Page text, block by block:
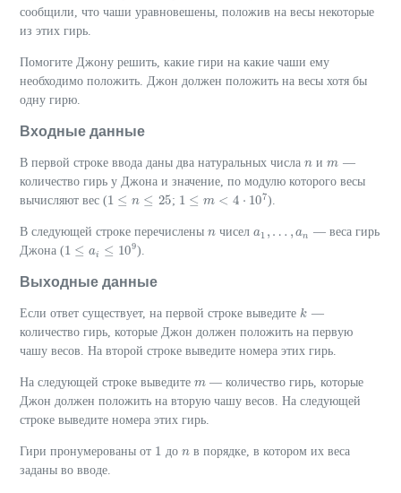
сообщили, что чаши уравновешены, положив на весы некоторые
из этих гирь.
Помогите Джону решить, какие гири на какие чаши ему
необходимо положить. Джон должен положить на весы хотя бы
одну гирю.
Входные данные
В первой строке ввода даны два натуральных числа n
n иm
m —
количество гирь у Джона и значение, по модулю которого весы
вычисляют вес (1 ≤ n ≤ 25
1 ≤n ≤25 ; 1 ≤ m < 4 ⋅ 107
1≤m <4 10 7 ).
В следующей строке перечислены n
n чиселa1 , … , an
a1 ,… ,a n
— веса гирь
Джона (1 ≤ ai ≤ 109
1 ≤a ≤109 ).
Выходные данные
Если ответ существует, на первой строке выведите k
k —
количество гирь, которые Джон должен положить на первую
чашу весов. На второй строке выведите номера этих гирь.
На следующей строке выведите m
m — количество гирь, которые
Джон должен положить на вторую чашу весов. На следующей
строке выведите номера этих гирь.
Гири пронумерованы от 1
1 до n
n в порядке, в котором их веса
заданы во вводе.